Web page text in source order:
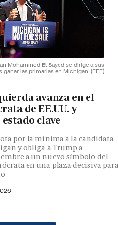
Mohammed El Sayed se dirige a sus
ganar las primarias en Míchigan. (EFE)
avanza en el
de EE.UU. y
clave
por la mínima a la candidata
y obliga a Trump a
a un nuevo símbolo del
en una plaza decisiva